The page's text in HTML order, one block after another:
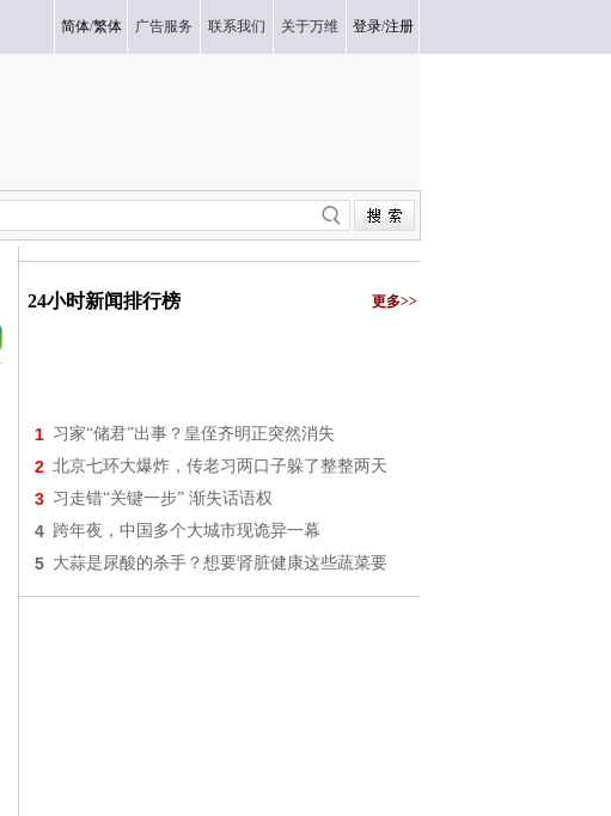
简体/繁体 广告服务 联系我们 关于万维 登录/注册
24小时新闻排行榜 更多>>
1 习家“储君”出事？皇侄齐明正突然消失
2 北京七环大爆炸，传老习两口子躲了整整两天
3 习走错“关键一步” 渐失话语权
4 跨年夜，中国多个大城市现诡异一幕
5 大蒜是尿酸的杀手？想要肾脏健康这些蔬菜要